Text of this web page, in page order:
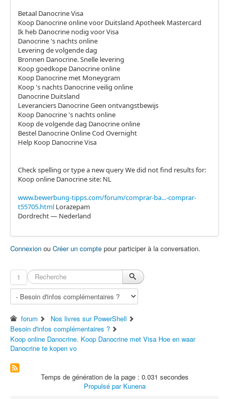
Betaal Danocrine Visa
Koop Danocrine online voor Duitsland Apotheek Mastercard
Ik heb Danocrine nodig voor Visa
Danocrine 's nachts online
Levering de volgende dag
Bronnen Danocrine. Snelle levering
Koop goedkope Danocrine online
Koop Danocrine met Moneygram
Koop 's nachts Danocrine veilig online
Danocrine Duitsland
Leveranciers Danocrine Geen ontvangstbewijs
Koop Danocrine 's nachts online
Koop de volgende dag Danocrine online
Bestel Danocrine Online Cod Overnight
Help Koop Danocrine Visa
Check spelling or type a new query We did not find results for:
Koop online Danocrine site: NL
www.bewerbung-tipps.com/forum/comprar-ba...-comprar-
t55705.html Lorazepam
Dordrecht — Nederland
Connexion ou Créer un compte pour participer à la conversation.
1
forum
Nos livres sur PowerShell
Besoin d'infos complémentaires ?
Koop online Danocrine. Koop Danocrine met Visa Hoe en waar
Danocrine te kopen vo
Temps de génération de la page : 0.031 secondes
Propulsé par Kunena